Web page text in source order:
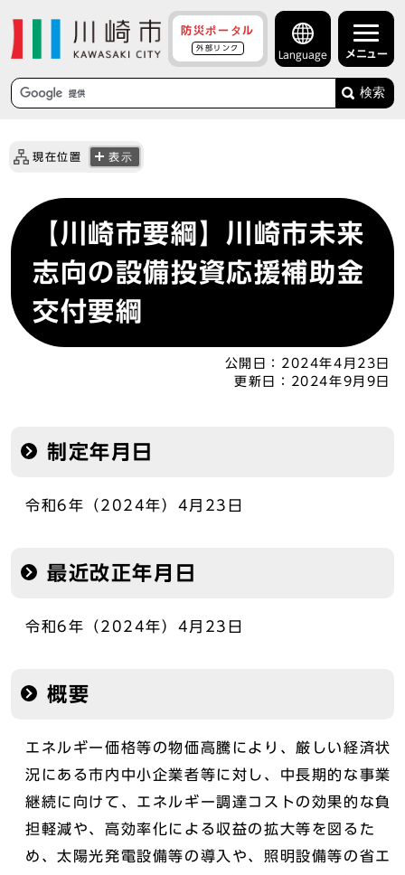
防災ポータル
外部リンク
Language メニュー
検索
現在位置 表示
【川崎市要綱】川崎市未来
志向の設備投資応援補助金
交付要綱
公開日： 2024年4月23日
更新日：
2024年9月9日
制定年月日
令和6年（2024年）4月23日
最近改正年月日
令和6年（2024年）4月23日
概要
エネルギー価格等の物価高騰により、厳しい経済状
況にある市内中小企業者等に対し、中長期的な事業
継続に向けて、エネルギー調達コストの効果的な負
担軽減や、高効率化による収益の拡大等を図るた
め、太陽光発電設備等の導入や、照明設備等の省エ